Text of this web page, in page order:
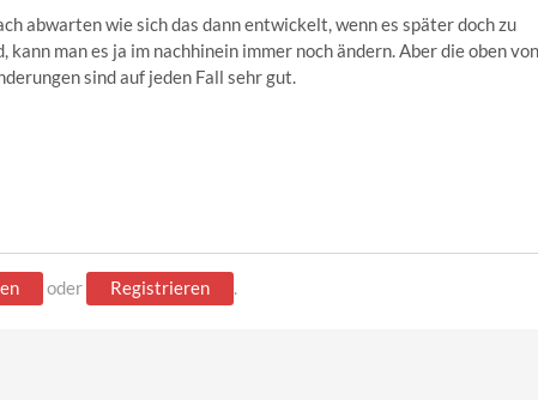
abwarten wie sich das dann entwickelt, wenn es später doch zu
kann man es ja im nachhinein immer noch ändern. Aber die oben von
sind auf jeden Fall sehr gut.
oder Registrieren .